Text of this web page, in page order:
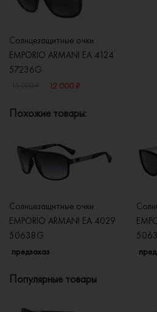
Солнцезащитные очки
EMPORIO ARMANI EA 4124
57236G
12 000 ₽
Похожие товары:
Солнцезащитные очки
EMPORIO ARMANI EA 4029
50638G
предзаказ
Популярные товары